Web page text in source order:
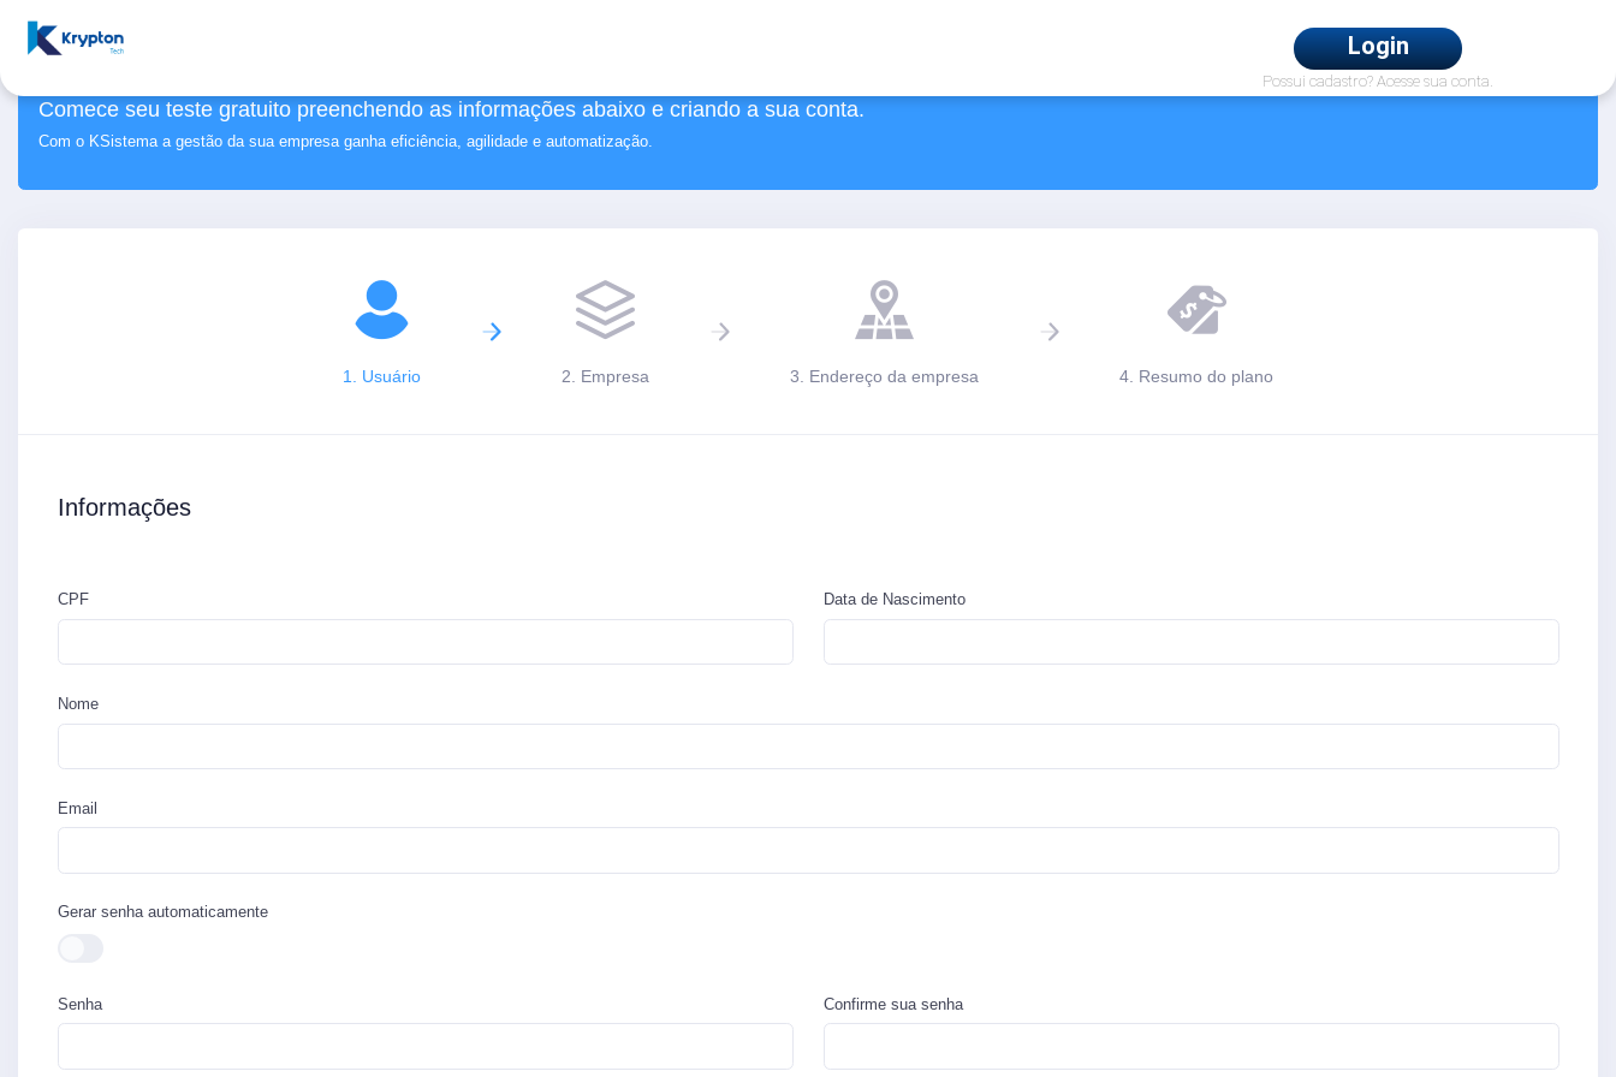
Possui cadastro? Acesse sua conta.
Login
Comece seu teste gratuito preenchendo as informações abaixo e criando a sua conta.
Com o KSistema a gestão da sua empresa ganha eficiência, agilidade e automatização.
1. Usuário 2. Empresa 3. Endereço da empresa 4. Resumo do plano
Informações
CPF Data de Nascimento
Nome
Email
Gerar senha automaticamente
Senha Confirme sua senha